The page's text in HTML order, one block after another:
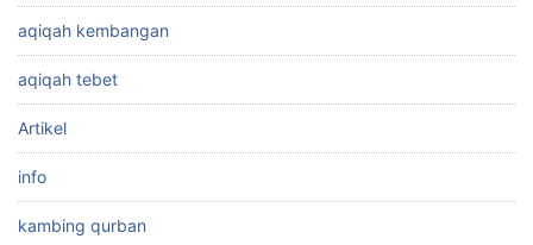
aqiqah kembangan
aqiqah tebet
Artikel
info
kambing qurban